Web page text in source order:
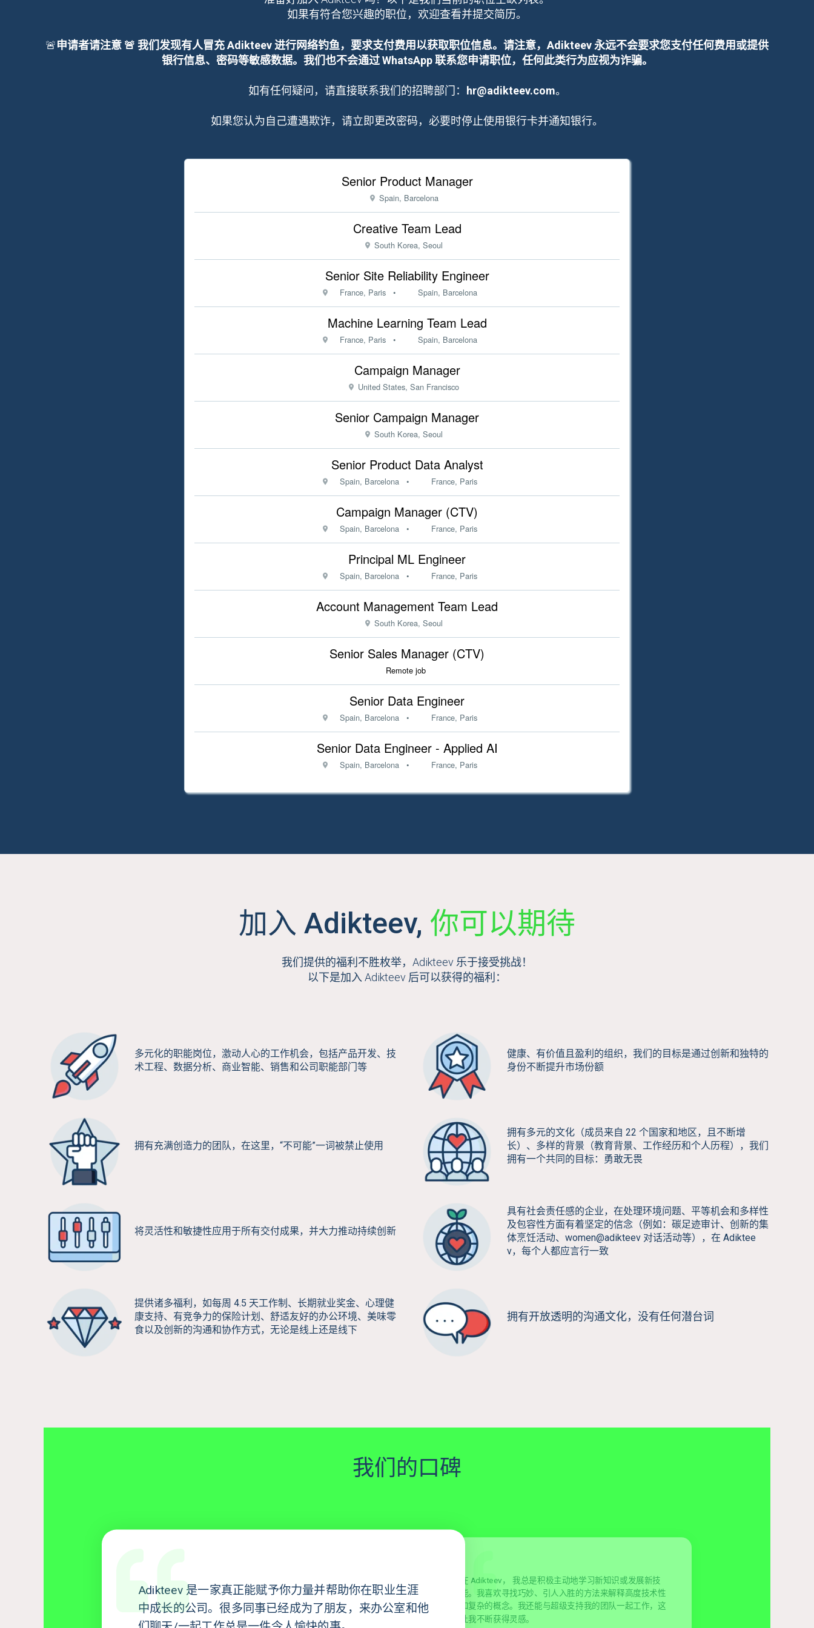
如果有符合您兴趣的职位，欢迎查看并提交简历。
🚨申请者请注意 🚨 我们发现有人冒充 Adikteev 进行网络钓鱼，要求支付费用以获取职位信息。请注意，Adikteev 永远不会要求您支付任何费用或提供
银行信息、密码等敏感数据。我们也不会通过 WhatsApp 联系您申请职位，任何此类行为应视为诈骗。
如有任何疑问，请直接联系我们的招聘部门： hr@adikteev.com。
如果您认为自己遭遇欺诈，请立即更改密码，必要时停止使用银行卡并通知银行。
Senior Product Manager
Spain, Barcelona
Creative Team Lead
South Korea, Seoul
Senior Site Reliability Engineer
France, Paris • Spain, Barcelona
Machine Learning Team Lead
France, Paris • Spain, Barcelona
Campaign Manager
United States, San Francisco
Senior Campaign Manager
South Korea, Seoul
Senior Product Data Analyst
Spain, Barcelona • France, Paris
Campaign Manager (CTV)
Spain, Barcelona • France, Paris
Principal ML Engineer
Spain, Barcelona • France, Paris
Account Management Team Lead
South Korea, Seoul
Senior Sales Manager (CTV)
Remote job
Senior Data Engineer
Spain, Barcelona • France, Paris
Senior Data Engineer - Applied AI
Spain, Barcelona • France, Paris
加入 Adikteev, 你可以期待
我们提供的福利不胜枚举，Adikteev 乐于接受挑战！
以下是加入 Adikteev 后可以获得的福利：
多元化的职能岗位，激动人心的工作机会，包括产品开发、技
术工程、数据分析、商业智能、销售和公司职能部门等
拥有充满创造力的团队，在这里，“不可能”一词被禁止使用
将灵活性和敏捷性应用于所有交付成果，并大力推动持续创新
提供诸多福利，如每周 4.5 天工作制、长期就业奖金、心理健
康支持、有竞争力的保险计划、舒适友好的办公环境、美味零
食以及创新的沟通和协作方式，无论是线上还是线下
健康、有价值且盈利的组织，我们的目标是通过创新和独特的
身份不断提升市场份额
拥有多元的文化（成员来自 22 个国家和地区，且不断增
长）、多样的背景（教育背景、工作经历和个人历程），我们
拥有一个共同的目标：勇敢无畏
具有社会责任感的企业，在处理环境问题、平等机会和多样性
及包容性方面有着坚定的信念（例如：碳足迹审计、创新的集
体烹饪活动、women@adikteev 对话活动等），在 Adiktee
v，每个人都应言行一致
拥有开放透明的沟通文化，没有任何潜台词
我们的口碑
Adikteev 是一家真正能赋予你力量并帮助你在职业生涯
中成长的公司。很多同事已经成为了朋友，来办公室和他
在 Adikteev，我总是积极主动地学习新知识或发展新技
能。我喜欢寻找巧妙、引人入胜的方法来解释高度技术性
和复杂的概念。我还能与超级支持我的团队一起工作，这
让我不断获得灵感。